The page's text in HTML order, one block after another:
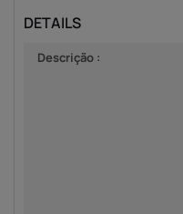
DETAILS
Descrição :